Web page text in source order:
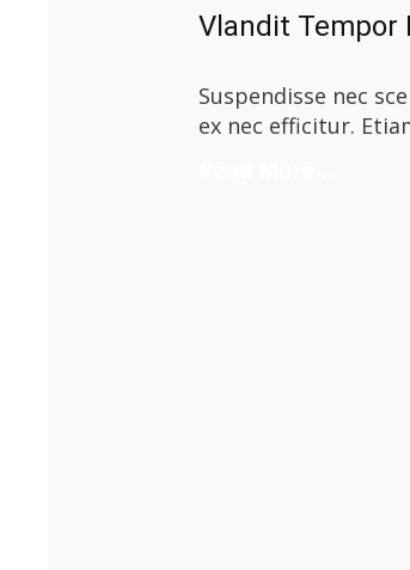
Vlandit Tempor
Suspendisse nec
ex nec efficitur.